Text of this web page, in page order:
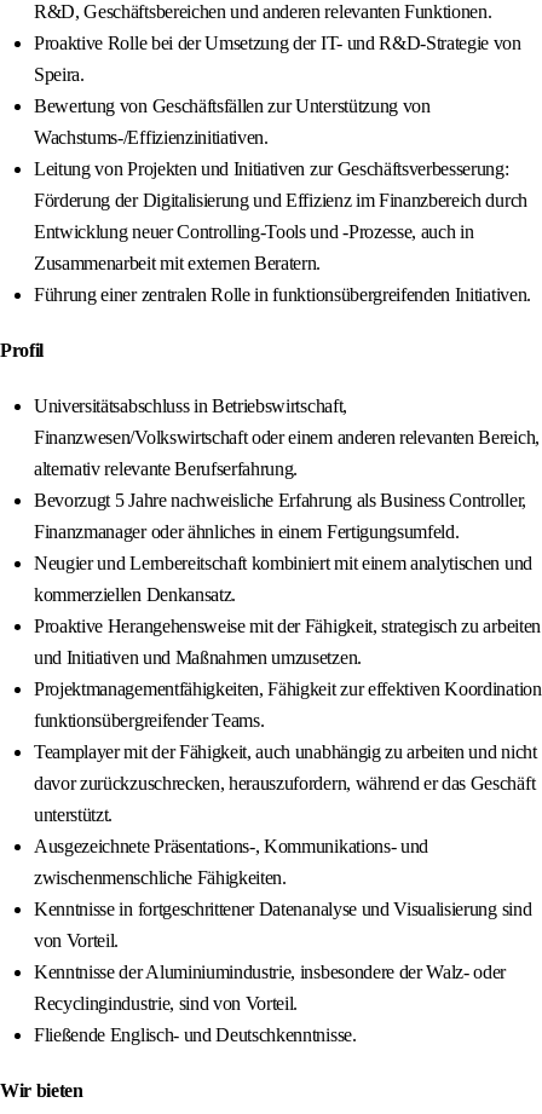
R&D, Geschäftsbereichen und anderen relevanten Funktionen.
Proaktive Rolle bei der Umsetzung der IT- und R&D-Strategie von
Speira.
Bewertung von Geschäftsfällen zur Unterstützung von
Wachstums-/Effizienzinitiativen.
Leitung von Projekten und Initiativen zur Geschäftsverbesserung:
Förderung der Digitalisierung und Effizienz im Finanzbereich durch
Entwicklung neuer Controlling-Tools und -Prozesse, auch in
Zusammenarbeit mit externen Beratern.
Führung einer zentralen Rolle in funktionsübergreifenden Initiativen.
Profil
Universitätsabschluss in Betriebswirtschaft,
Finanzwesen/Volkswirtschaft oder einem anderen relevanten Bereich,
alternativ relevante Berufserfahrung.
Bevorzugt 5 Jahre nachweisliche Erfahrung als Business Controller,
Finanzmanager oder ähnliches in einem Fertigungsumfeld.
Neugier und Lernbereitschaft kombiniert mit einem analytischen und
kommerziellen Denkansatz.
Proaktive Herangehensweise mit der Fähigkeit, strategisch zu arbeiten
und Initiativen und Maßnahmen umzusetzen.
Projektmanagementfähigkeiten, Fähigkeit zur effektiven Koordination
funktionsübergreifender Teams.
Teamplayer mit der Fähigkeit, auch unabhängig zu arbeiten und nicht
davor zurückzuschrecken, herauszufordern, während er das Geschäft
unterstützt.
Ausgezeichnete Präsentations-, Kommunikations- und
zwischenmenschliche Fähigkeiten.
Kenntnisse in fortgeschrittener Datenanalyse und Visualisierung sind
von Vorteil.
Kenntnisse der Aluminiumindustrie, insbesondere der Walz- oder
Recyclingindustrie, sind von Vorteil.
Fließende Englisch- und Deutschkenntnisse.
Wir bieten